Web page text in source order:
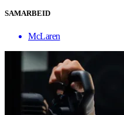
SAMARBEID
McLaren